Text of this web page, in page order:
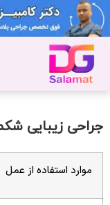
جراحی زیبایی
موارد استفاده از عمل